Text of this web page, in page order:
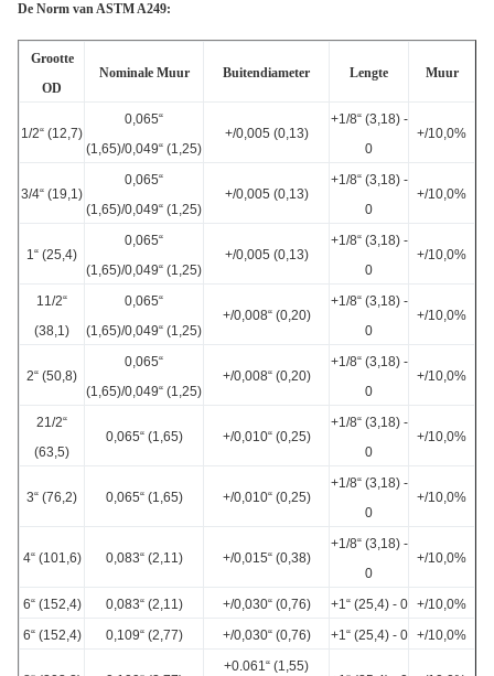
De Norm van ASTM A249:
Grootte
OD
Nominale Muur Buitendiameter Lengte Muur
1/2“ (12,7)
0,065“
(1,65)/0,049“ (1,25)
+/0,005 (0,13)
+1/8“ (3,18) -
0
+/10,0%
3/4“ (19,1)
0,065“
(1,65)/0,049“ (1,25)
+/0,005 (0,13)
+1/8“ (3,18) -
0
+/10,0%
1“ (25,4)
0,065“
(1,65)/0,049“ (1,25)
+/0,005 (0,13)
+1/8“ (3,18) -
0
+/10,0%
11/2“
(38,1)
0,065“
(1,65)/0,049“ (1,25)
+/0,008“ (0,20)
+1/8“ (3,18) -
0
+/10,0%
2“ (50,8)
0,065“
(1,65)/0,049“ (1,25)
+/0,008“ (0,20)
+1/8“ (3,18) -
0
+/10,0%
21/2“
(63,5)
0,065“ (1,65) +/0,010“ (0,25)
+1/8“ (3,18) -
0
+/10,0%
3“ (76,2) 0,065“ (1,65) +/0,010“ (0,25)
+1/8“ (3,18) -
0
+/10,0%
4“ (101,6) 0,083“ (2,11) +/0,015“ (0,38)
+1/8“ (3,18) -
0
+/10,0%
6“ (152,4) 0,083“ (2,11) +/0,030“ (0,76) +1“ (25,4) - 0
+/10,0%
6“ (152,4)
0,109“ (2,77) +/0,030“ (0,76) +1“ (25,4) - 0 +/10,0%
+0.061“ (1,55)